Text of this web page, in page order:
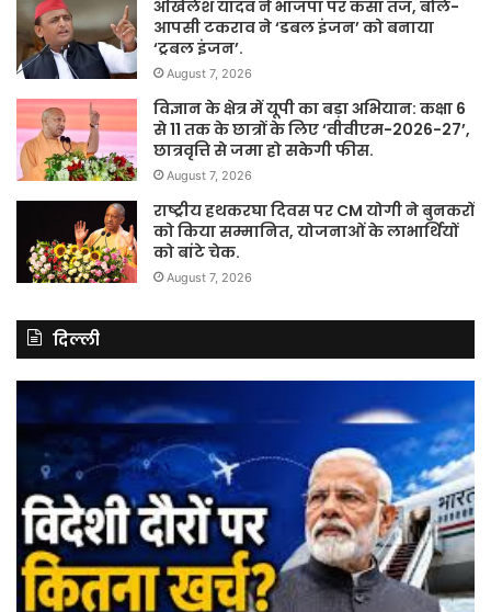
अखिलेश यादव ने भाजपा पर कसा तंज, बोले-
आपसी टकराव ने ‘डबल इंजन’ को बनाया
‘ट्रबल इंजन’.
August 7, 2026
विज्ञान के क्षेत्र में यूपी का बड़ा अभियान: कक्षा 6
से 11 तक के छात्रों के लिए ‘वीवीएम-2026-27’,
छात्रवृत्ति से जमा हो सकेगी फीस.
August 7, 2026
राष्ट्रीय हथकरघा दिवस पर CM योगी ने बुनकरों
को किया सम्मानित, योजनाओं के लाभार्थियों
को बांटे चेक.
August 7, 2026
दिल्ली